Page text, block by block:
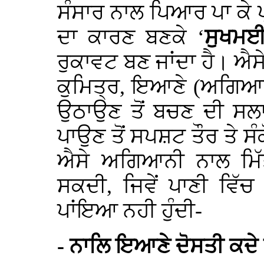
ਸੰਸਾਰ ਨਾਲ ਪਿਆਰ ਪਾ ਕੇ
ਦਾ ਕਾਰਣ ਬਣਕੇ ‘
ਰੁਕਾਵਟ ਬਣ ਜਾਂਦਾ ਹੈ।
ਕੁਮਿਤ੍ਰ, ਇਆਣੇ
ਉਠਾਉਣ ਤੋਂ ਬਚਣ ਦੀ
ਪਾਉਣ ਤੋਂ ਸਪਸ਼ਟ ਤੌਰ ਤੇ
ਐਸੇ ਅਗਿਆਨੀ ਨਾਲ
ਸਕਦੀ, ਜਿਵੇਂ ਪਾਣੀ
ਪਾਂਇਆ ਨਹੀ ਹੁੰਦੀ-
- ਨਾਲਿ ਇਆਣੇ ਦੋਸਤੀ